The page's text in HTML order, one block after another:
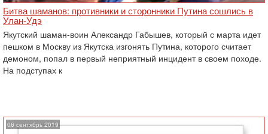
Битва шаманов: противники и сторонники Путина сошлись в
Улан-Удэ
Якутский шаман-воин Александр Габышев, который с марта идет
пешком в Москву из Якутска изгонять Путина, которого считает
демоном, попал в первый неприятный инцидент в своем походе.
На подступах к
06 сентябрь 2019